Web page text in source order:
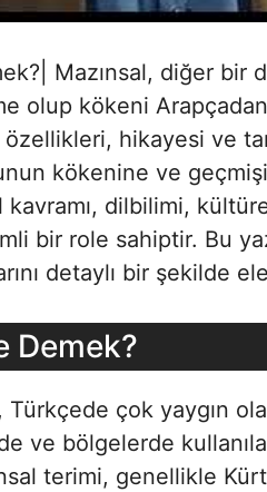
Mazınsal, diğer bir
olup kökeni
hikayesi ve
kökenine ve
kavramı, dilbilimi,
bir role sahiptir. Bu
detaylı bir şekilde
Demek?
Türkçede çok yaygın
ve bölgelerde
terimi, genellikle